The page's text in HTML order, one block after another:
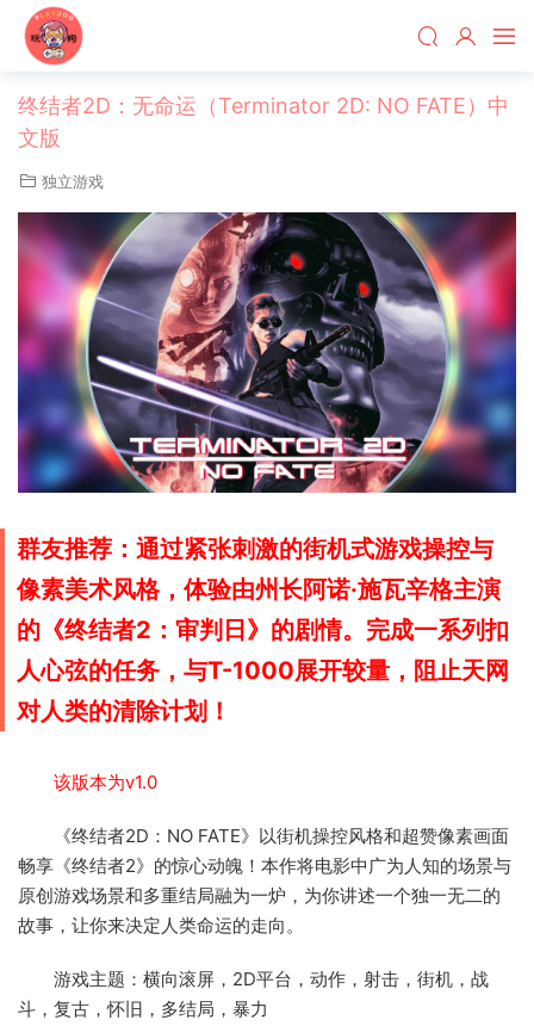
终结者2D：无命运（Terminator 2D: NO FATE）中
文版
独立游戏
群友推荐：通过紧张刺激的街机式游戏操控与
像素美术风格，体验由州长阿诺·施瓦辛格主演
的《终结者2：审判日》的剧情。完成一系列扣
人心弦的任务，与T-1000展开较量，阻止天网
对人类的清除计划！
该版本为v1.0
《终结者2D：NO FATE》以街机操控风格和超赞像素画面
畅享《终结者2》的惊心动魄！本作将电影中广为人知的场景与
原创游戏场景和多重结局融为一炉，为你讲述一个独一无二的
故事，让你来决定人类命运的走向。
游戏主题：横向滚屏，2D平台，动作，射击，街机，战
斗，复古，怀旧，多结局，暴力